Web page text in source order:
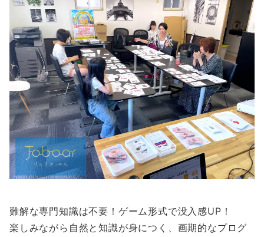
難解な専門知識は不要！ゲーム形式で没入感UP！
楽しみながら自然と知識が身につく、画期的なプログ